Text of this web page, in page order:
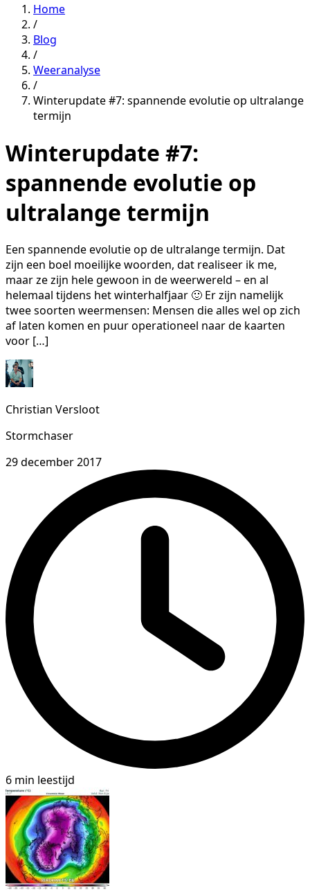
Home
/
Blog
/
Weeranalyse
/
Winterupdate #7: spannende evolutie op ultralange
termijn
Winterupdate #7:
spannende evolutie op
ultralange termijn
Een spannende evolutie op de ultralange termijn. Dat
zijn een boel moeilijke woorden, dat realiseer ik me,
maar ze zijn hele gewoon in de weerwereld – en al
helemaal tijdens het winterhalfjaar 🙂 Er zijn namelijk
twee soorten weermensen: Mensen die alles wel op zich
af laten komen en puur operationeel naar de kaarten
voor […]
Christian Versloot
Stormchaser
29 december 2017
6 min leestijd